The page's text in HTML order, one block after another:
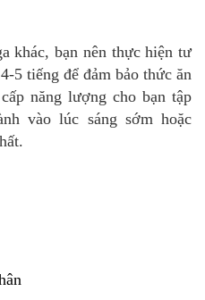
khác, bạn nên thực hiện tư
5 tiếng để đảm bảo thức ăn
năng lượng cho bạn tập
vào lúc sáng sớm hoặc